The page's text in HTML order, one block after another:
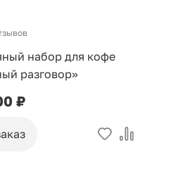
набор для кофе
разговор»
₽